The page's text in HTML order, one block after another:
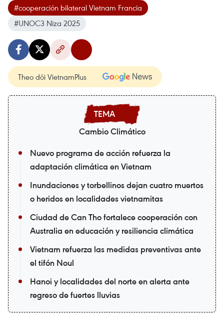
#cooperación bilateral Vietnam Francia
#UNOC3 Niza 2025
Theo dõi VietnamPlus
Cambio Climático
Nuevo programa de acción refuerza la
adaptación climática en Vietnam
Inundaciones y torbellinos dejan cuatro muertos
o heridos en localidades vietnamitas
Ciudad de Can Tho fortalece cooperación con
Australia en educación y resiliencia climática
Vietnam refuerza las medidas preventivas ante
el tifón Noul
Hanoi y localidades del norte en alerta ante
regreso de fuertes lluvias